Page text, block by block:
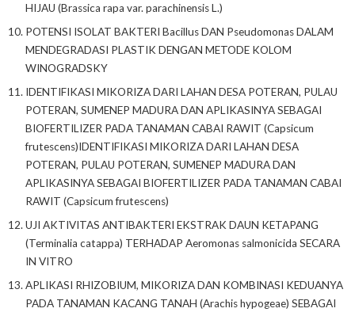
HIJAU (Brassica rapa var. parachinensis L.)
POTENSI ISOLAT BAKTERI Bacillus DAN Pseudomonas DALAM
MENDEGRADASI PLASTIK DENGAN METODE KOLOM
WINOGRADSKY
IDENTIFIKASI MIKORIZA DARI LAHAN DESA POTERAN, PULAU
POTERAN, SUMENEP MADURA DAN APLIKASINYA SEBAGAI
BIOFERTILIZER PADA TANAMAN CABAI RAWIT (Capsicum
frutescens)IDENTIFIKASI MIKORIZA DARI LAHAN DESA
POTERAN, PULAU POTERAN, SUMENEP MADURA DAN
APLIKASINYA SEBAGAI BIOFERTILIZER PADA TANAMAN CABAI
RAWIT (Capsicum frutescens)
UJI AKTIVITAS ANTIBAKTERI EKSTRAK DAUN KETAPANG
(Terminalia catappa) TERHADAP Aeromonas salmonicida SECARA
IN VITRO
APLIKASI RHIZOBIUM, MIKORIZA DAN KOMBINASI KEDUANYA
PADA TANAMAN KACANG TANAH (Arachis hypogeae) SEBAGAI